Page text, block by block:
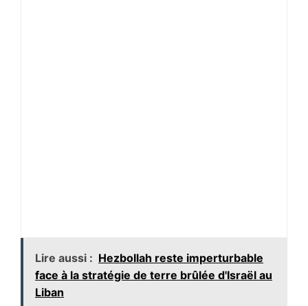
Lire aussi : Hezbollah reste imperturbable
face à la stratégie de terre brûlée d'Israël au
Liban